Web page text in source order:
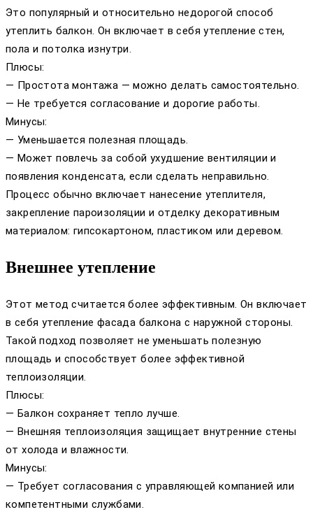
Это популярный и относительно недорогой способ
утеплить балкон. Он включает в себя утепление стен,
пола и потолка изнутри.
Плюсы:
— Простота монтажа — можно делать самостоятельно.
— Не требуется согласование и дорогие работы.
Минусы:
— Уменьшается полезная площадь.
— Может повлечь за собой ухудшение вентиляции и
появления конденсата, если сделать неправильно.
Процесс обычно включает нанесение утеплителя,
закрепление пароизоляции и отделку декоративным
материалом: гипсокартоном, пластиком или деревом.
Внешнее утепление
Этот метод считается более эффективным. Он включает
в себя утепление фасада балкона с наружной стороны.
Такой подход позволяет не уменьшать полезную
площадь и способствует более эффективной
теплоизоляции.
Плюсы:
— Балкон сохраняет тепло лучше.
— Внешняя теплоизоляция защищает внутренние стены
от холода и влажности.
Минусы:
— Требует согласования с управляющей компанией или
компетентными службами.